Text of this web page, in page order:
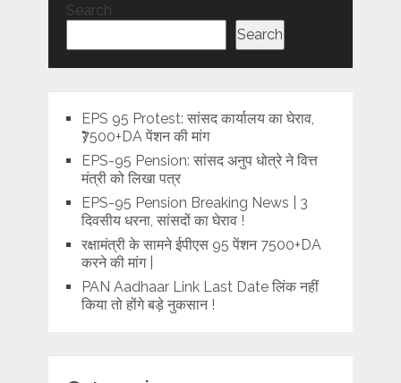
Search
Search
EPS 95 Protest: सांसद कार्यालय का घेराव,
₹7500+DA पेंशन की मांग
EPS-95 Pension: सांसद अनुप धोत्रे ने वित्त
मंत्री को लिखा पत्र
EPS-95 Pension Breaking News | 3
दिवसीय धरना, सांसदों का घेराव !
रक्षामंत्री के सामने ईपीएस 95 पेंशन 7500+DA
करने की मांग |
PAN Aadhaar Link Last Date लिंक नहीं
किया तो होंगे बड़े नुकसान !